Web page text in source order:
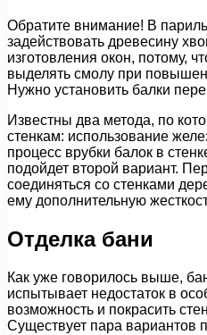
Обратите внимание! В
задействовать древесину
изготовления окон, потому,
выделять смолу при
Нужно установить балки
Известны два метода, по
стенкам: использование
процесс врубки балок в
подойдет второй вариант.
соединяться со стенками
ему дополнительную
Отделка бани
Как уже говорилось выше,
испытывает недостаток в
возможность и покрасить
Существует пара вариантов